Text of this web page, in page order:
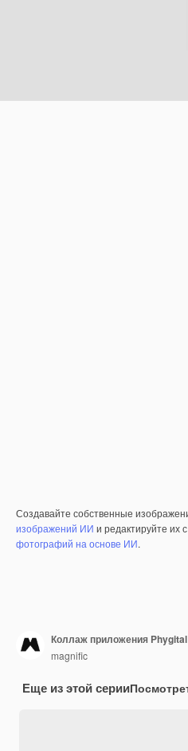
Создавайте собственные
изображений ИИ и редактируйте их
фотографий на основе ИИ.
Коллаж приложения
magnific
Еще из этой серии